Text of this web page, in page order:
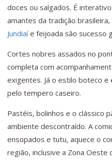
doces ou salgados. É
amantes da tradição brasileira,
Jundiaíe feijoada são sucesso
Cortes nobres assados no
completa com
exigentes. Já o estilo boteco e
pelo tempero caseiro.
Pastéis, bolinhos e o clássico
ambiente descontraído. A
ensopados e tutu, aquece o
região, inclusive a Zona Oeste